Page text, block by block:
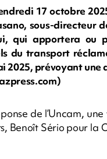
17 octobre
sous-directeur
qui apportera ou
du transport
2025, prévoyant
de l’Uncam,
Benoît Sério pour la